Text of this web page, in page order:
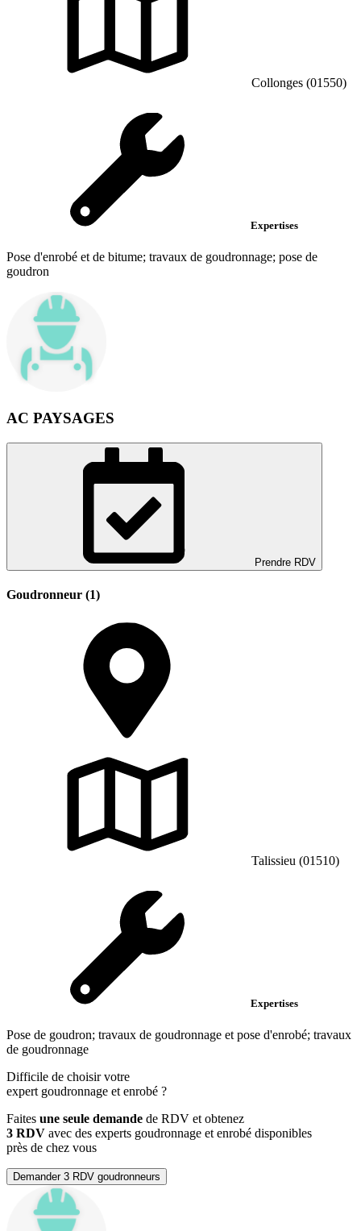
Collonges (01550)
Expertises
Pose d'enrobé et de bitume; travaux de goudronnage; pose de
goudron
AC PAYSAGES
Prendre RDV
Goudronneur (1)
Talissieu (01510)
Expertises
Pose de goudron; travaux de goudronnage et pose d'enrobé; travaux
de goudronnage
Difficile de choisir votre
expert goudronnage et enrobé ?
Faites une seule demande de RDV et obtenez
3 RDV avec des experts goudronnage et enrobé disponibles
près de chez vous
Demander 3 RDV goudronneurs